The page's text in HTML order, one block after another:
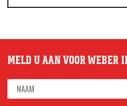
MELD U AAN VOOR WEBER